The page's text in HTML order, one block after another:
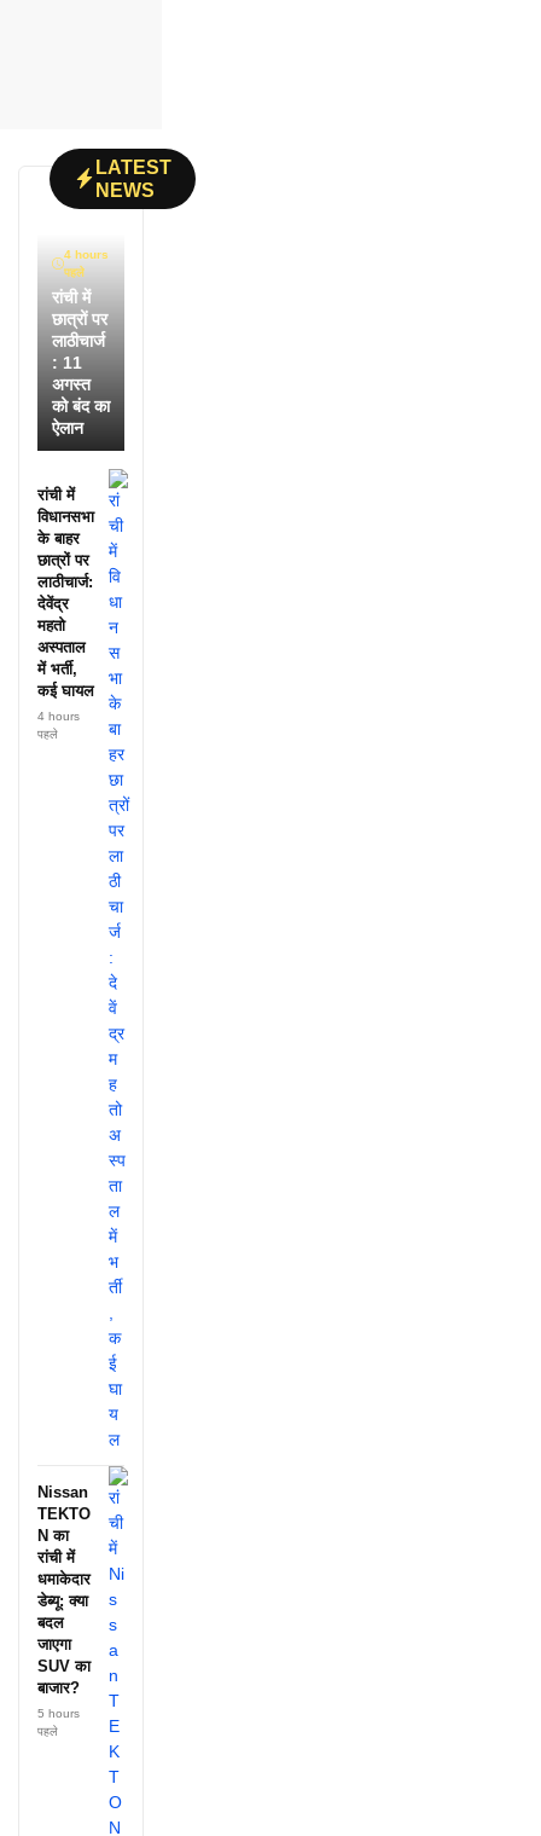
LATEST
NEWS
4 hours
पहले
रांची में
छात्रों पर
लाठीचार्ज
: 11
अगस्त
को बंद का
ऐलान
रांची में
विधानसभा
के बाहर
छात्रों पर
लाठीचार्ज:
देवेंद्र
महतो
अस्पताल
में भर्ती,
कई घायल
4 hours
पहले
Nissan
TEKTO
N का
रांची में
धमाकेदार
डेब्यू: क्या
बदल
जाएगा
SUV का
बाजार?
5 hours
पहले